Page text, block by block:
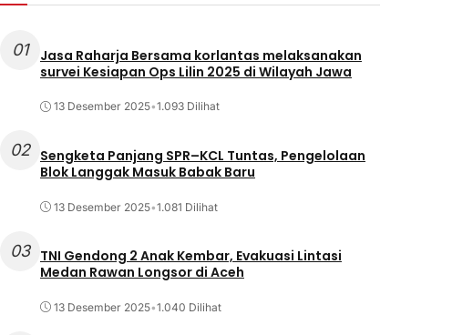
01
Jasa Raharja Bersama korlantas melaksanakan
survei Kesiapan Ops Lilin 2025 di Wilayah Jawa
13 Desember 2025•1.093 Dilihat
02
Sengketa Panjang SPR–KCL Tuntas, Pengelolaan
Blok Langgak Masuk Babak Baru
13 Desember 2025•1.081 Dilihat
03
TNI Gendong 2 Anak Kembar, Evakuasi Lintasi
Medan Rawan Longsor di Aceh
13 Desember 2025•1.040 Dilihat